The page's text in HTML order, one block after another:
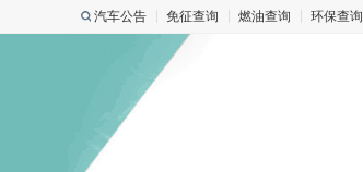
汽车公告 免征查询 燃油查询 环保查询